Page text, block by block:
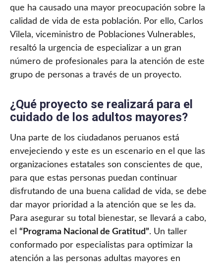
que ha causado una mayor preocupación sobre la
calidad de vida de esta población. Por ello, Carlos
Vilela, viceministro de Poblaciones Vulnerables,
resaltó la urgencia de especializar a un gran
número de profesionales para la atención de este
grupo de personas a través de un proyecto.
¿Qué proyecto se realizará para el
cuidado de los adultos mayores?
Una parte de los ciudadanos peruanos está
envejeciendo y este es un escenario en el que las
organizaciones estatales son conscientes de que,
para que estas personas puedan continuar
disfrutando de una buena calidad de vida, se debe
dar mayor prioridad a la atención que se les da.
Para asegurar su total bienestar, se llevará a cabo,
el “Programa Nacional de Gratitud”. Un taller
conformado por especialistas para optimizar la
atención a las personas adultas mayores en